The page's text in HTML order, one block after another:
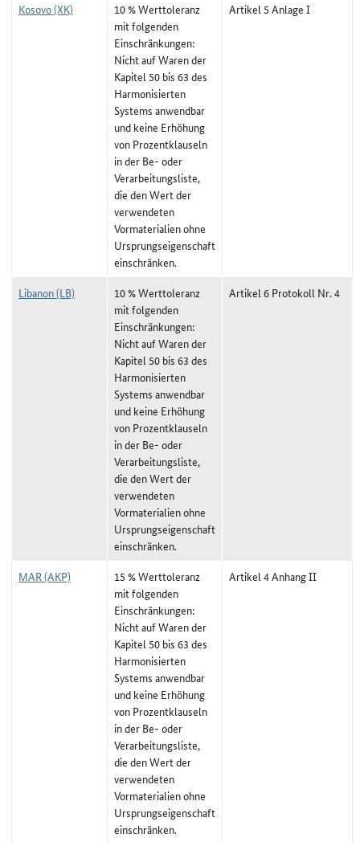
Kosovo (XK)
10 % Werttoleranz
mit folgenden
Einschränkungen:
Nicht auf Waren der
Kapitel 50 bis 63 des
Harmonisierten
Systems anwendbar
und keine Erhöhung
von Prozentklauseln
in der Be- oder
Verarbeitungsliste,
die den Wert der
verwendeten
Vormaterialien ohne
Ursprungseigenschaft
einschränken.
Artikel 5 Anlage I
Libanon (LB)
10 % Werttoleranz
mit folgenden
Einschränkungen:
Nicht auf Waren der
Kapitel 50 bis 63 des
Harmonisierten
Systems anwendbar
und keine Erhöhung
von Prozentklauseln
in der Be- oder
Verarbeitungsliste,
die den Wert der
verwendeten
Vormaterialien ohne
Ursprungseigenschaft
einschränken.
Artikel 6 Protokoll Nr. 4
MAR (AKP)
15 % Werttoleranz
mit folgenden
Einschränkungen:
Nicht auf Waren der
Kapitel 50 bis 63 des
Harmonisierten
Systems anwendbar
und keine Erhöhung
von Prozentklauseln
in der Be- oder
Verarbeitungsliste,
die den Wert der
verwendeten
Vormaterialien ohne
Ursprungseigenschaft
einschränken.
Artikel 4 Anhang II